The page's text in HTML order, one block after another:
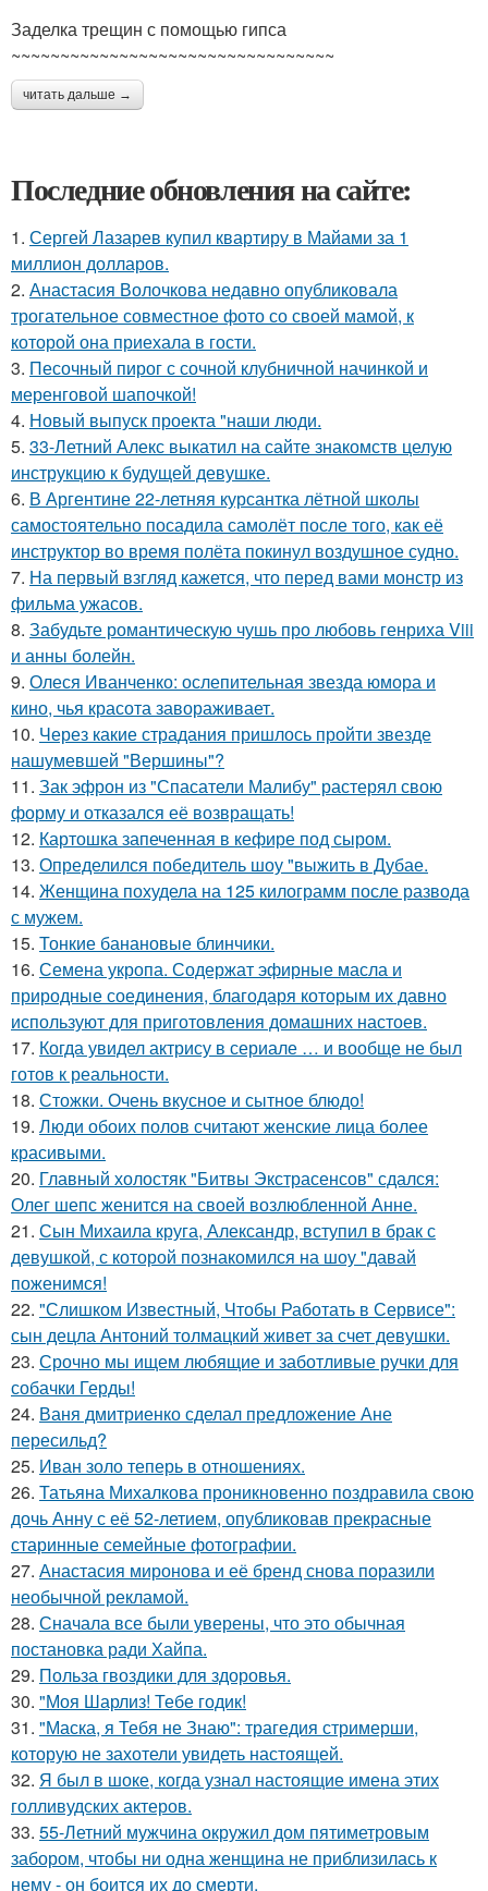
Заделка трещин с помощью гипса
~~~~~~~~~~~~~~~~~~~~~~~~~~~~~~~~~
читать дальше →
Последние обновления на сайте:
1. Сергей Лазарев купил квартиру в Майами за 1
миллион долларов.
2. Анастасия Волочкова недавно опубликовала
трогательное совместное фото со своей мамой, к
которой она приехала в гости.
3. Песочный пирог с сочной клубничной начинкой и
меренговой шапочкой!
4. Новый выпуск проекта "наши люди.
5. 33-Летний Алекс выкатил на сайте знакомств целую
инструкцию к будущей девушке.
6. В Аргентине 22-летняя курсантка лётной школы
самостоятельно посадила самолёт после того, как её
инструктор во время полёта покинул воздушное судно.
7. На первый взгляд кажется, что перед вами монстр из
фильма ужасов.
8. Забудьте романтическую чушь про любовь генриха Viii
и анны болейн.
9. Олеся Иванченко: ослепительная звезда юмора и
кино, чья красота завораживает.
10. Через какие страдания пришлось пройти звезде
нашумевшей "Вершины"?
11. Зак эфрон из "Спасатели Малибу" растерял свою
форму и отказался её возвращать!
12. Картошка запеченная в кефире под сыром.
13. Определился победитель шоу "выжить в Дубае.
14. Женщина похудела на 125 килограмм после развода
с мужем.
15. Тонкие банановые блинчики.
16. Семена укропа. Содержат эфирные масла и
природные соединения, благодаря которым их давно
используют для приготовления домашних настоев.
17. Когда увидел актрису в сериале … и вообще не был
готов к реальности.
18. Стожки. Очень вкусное и сытное блюдо!
19. Люди обоих полов считают женские лица более
красивыми.
20. Главный холостяк "Битвы Экстрасенсов" сдался:
Олег шепс женится на своей возлюбленной Анне.
21. Сын Михаила круга, Александр, вступил в брак с
девушкой, с которой познакомился на шоу "давай
поженимся!
22. "Слишком Известный, Чтобы Работать в Сервисе":
сын децла Антоний толмацкий живет за счет девушки.
23. Срочно мы ищем любящие и заботливые ручки для
собачки Герды!
24. Ваня дмитриенко сделал предложение Ане
пересильд?
25. Иван золо теперь в отношениях.
26. Татьяна Михалкова проникновенно поздравила свою
дочь Анну с её 52-летием, опубликовав прекрасные
старинные семейные фотографии.
27. Анастасия миронова и её бренд снова поразили
необычной рекламой.
28. Сначала все были уверены, что это обычная
постановка ради Хайпа.
29. Польза гвоздики для здоровья.
30. "Моя Шарлиз! Тебе годик!
31. "Маска, я Тебя не Знаю": трагедия стримерши,
которую не захотели увидеть настоящей.
32. Я был в шоке, когда узнал настоящие имена этих
голливудских актеров.
33. 55-Летний мужчина окружил дом пятиметровым
забором, чтобы ни одна женщина не приблизилась к
нему - он боится их до смерти.